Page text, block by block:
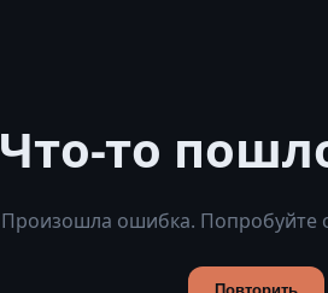
Что-то
Произошла ошибка. Попробуйте